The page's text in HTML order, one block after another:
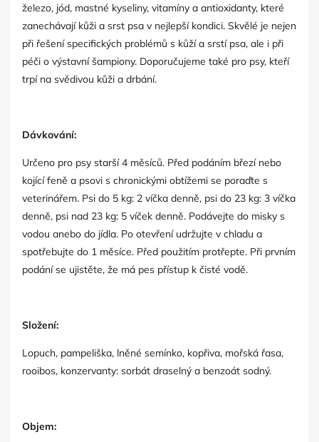
železo, jód, mastné kyseliny, vitamíny a antioxidanty, které
zanechávají kůži a srst psa v nejlepší kondici. Skvělé je nejen
při řešení specifických problémů s kůží a srstí psa, ale i při
péči o výstavní šampiony. Doporučujeme také pro psy, kteří
trpí na svědivou kůži a drbání.
Dávkování:
Určeno pro psy starší 4 měsíců. Před podáním březí nebo
kojící feně a psovi s chronickými obtížemi se poraďte s
veterinářem. Psi do 5 kg: 2 víčka denně, psi do 23 kg: 3 víčka
denně, psi nad 23 kg: 5 víček denně. Podávejte do misky s
vodou anebo do jídla. Po otevření udržujte v chladu a
spotřebujte do 1 měsíce. Před použitím protřepte. Při prvním
podání se ujistěte, že má pes přístup k čisté vodě.
Složení:
Lopuch, pampeliška, lněné semínko, kopřiva, mořská řasa,
rooibos, konzervanty: sorbát draselný a benzoát sodný.
Objem: